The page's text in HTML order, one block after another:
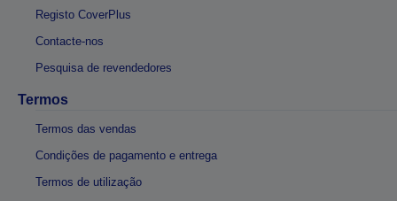
Registo CoverPlus
Contacte-nos
Pesquisa de revendedores
Termos
Termos das vendas
Condições de pagamento e entrega
Termos de utilização